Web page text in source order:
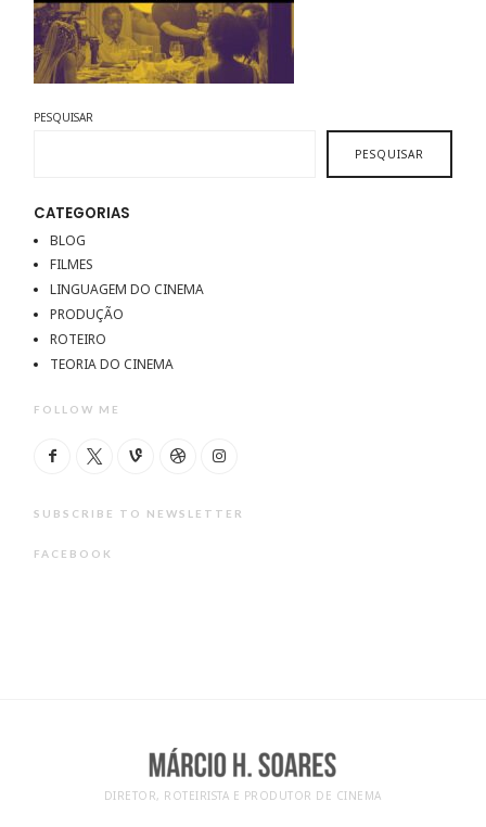
PESQUISAR
PESQUISAR
CATEGORIAS
BLOG
FILMES
LINGUAGEM DO CINEMA
PRODUÇÃO
ROTEIRO
TEORIA DO CINEMA
FOLLOW ME
SUBSCRIBE TO NEWSLETTER
FACEBOOK
DIRETOR, ROTEIRISTA E PRODUTOR DE CINEMA